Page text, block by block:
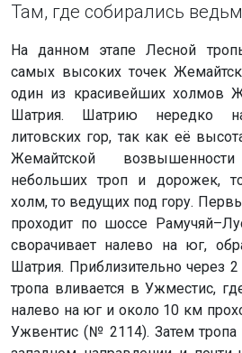
Там, где собирались
На данном этапе Лесной
самых высоких точек
один из красивейших холмов
Шатрия. Шатрию нередко
литовских гор, так как её
Жемайтской
небольших троп и дорожек,
холм, то ведущих под гору.
проходит по шоссе
сворачивает налево на юг,
Шатрия. Приблизительно через
тропа вливается в Ужместис,
налево на юг и около 10 км
Ужвентис (№ 2114). Затем тропа